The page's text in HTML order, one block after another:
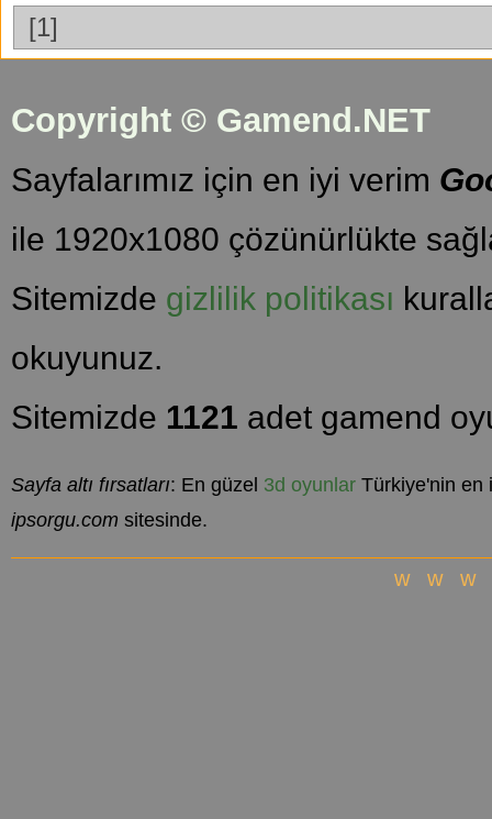
[1]
Copyright © Gamend.NET
Sayfalarımız için en iyi verim
ile 1920x1080 çözünürlükte
Sitemizde gizlilik politikası
okuyunuz.
Sitemizde 1121 adet gamend
Sayfa altı fırsatları: En güzel 3d oyunlar Türkiye'nin en
ipsorgu.com sitesinde.